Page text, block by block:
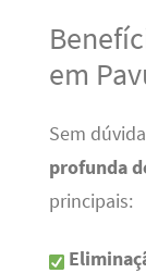
em
Sem
profunda
principais: